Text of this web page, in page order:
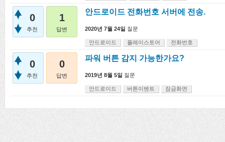
0
추천
1
답변
안드로이드 전화번호 서버에 전송.
2020년 7월 24일 질문
안드로이드 플레이스토어 전화번호
0
추천
0
답변
파워 버튼 감지 가능한가요?
2019년 8월 5일 질문
안드로이드 버튼이벤트 잠금화면